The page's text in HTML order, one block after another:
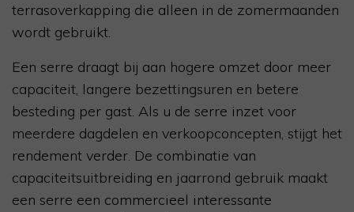
terrasoverkapping die alleen in de zomermaanden
wordt gebruikt.
Een serre draagt bij aan hogere omzet door meer
capaciteit, langere bezettingsuren en betere
besteding per gast. Als u de serre inzet voor
meerdere dagdelen en verkoopconcepten, stijgt het
rendement verder. De combinatie van
capaciteitsuitbreiding en jaarrond gebruik maakt
een serre een commercieel interessante